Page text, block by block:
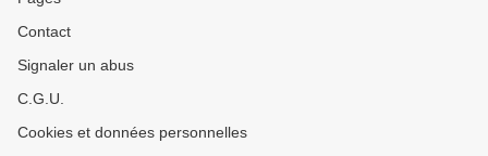
Contact
Signaler un abus
C.G.U.
Cookies et données personnelles